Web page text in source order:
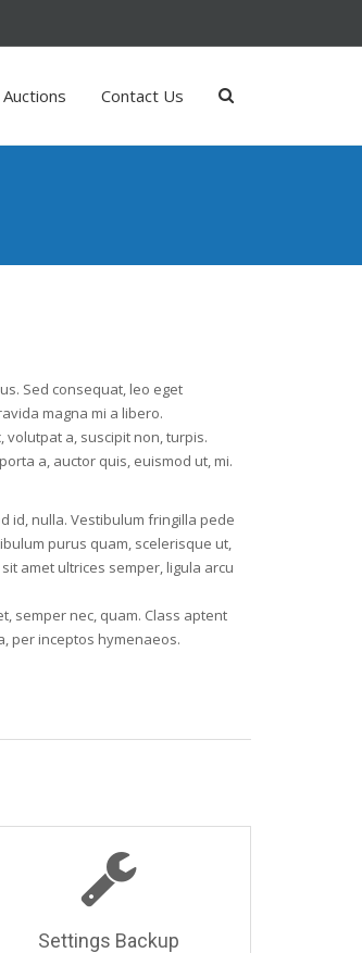
Contact Us
Sed consequat, leo eget
magna mi a libero.
a, suscipit non, turpis.
a, auctor quis, euismod ut, mi.
id, nulla. Vestibulum fringilla pede
purus quam, scelerisque ut,
amet ultrices semper, ligula arcu
semper nec, quam. Class aptent
per inceptos hymenaeos.
Settings Backup